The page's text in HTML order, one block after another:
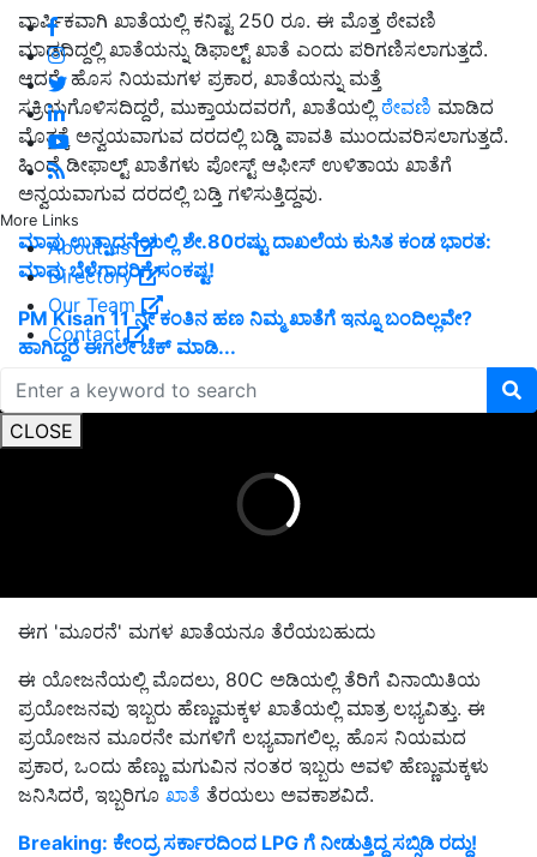
More Links
About us
Directory
Our Team
Contact
CLOSE
ವಾರ್ಷಿಕವಾಗಿ ಖಾತೆಯಲ್ಲಿ ಕನಿಷ್ಟ 250 ರೂ. ಈ ಮೊತ್ತ ಠೇವಣಿ
ಮಾಡದಿದ್ದಲ್ಲಿ ಖಾತೆಯನ್ನು ಡಿಫಾಲ್ಟ್‌ ಖಾತೆ ಎಂದು ಪರಿಗಣಿಸಲಾಗುತ್ತದೆ.
ಆದರೆ, ಹೊಸ ನಿಯಮಗಳ ಪ್ರಕಾರ, ಖಾತೆಯನ್ನು ಮತ್ತೆ
ಸಕ್ರಿಯಗೊಳಿಸದಿದ್ದರೆ, ಮುಕ್ತಾಯದವರಗೆ, ಖಾತೆಯಲ್ಲಿ ಠೇವಣಿ ಮಾಡಿದ
ಮೊತ್ತಕ್ಕೆ ಅನ್ವಯವಾಗುವ ದರದಲ್ಲಿ ಬಡ್ಡಿ ಪಾವತಿ ಮುಂದುವರಿಸಲಾಗುತ್ತದೆ.
ಹಿಂದೆ ಡೀಫಾಲ್ಟ್ ಖಾತೆಗಳು ಪೋಸ್ಟ್ ಆಫೀಸ್ ಉಳಿತಾಯ ಖಾತೆಗೆ
ಅನ್ವಯವಾಗುವ ದರದಲ್ಲಿ ಬಡ್ತಿ ಗಳಿಸುತ್ತಿದ್ದವು.
ಮಾವು ಉತ್ಪಾದನೆಯಲ್ಲಿ ಶೇ.80ರಷ್ಟು ದಾಖಲೆಯ ಕುಸಿತ ಕಂಡ ಭಾರತ:
ಮಾವು ಬೆಳೆಗಾರರಿಗೆ ಸಂಕಷ್ಟ!
PM Kisan 11 ನೇ ಕಂತಿನ ಹಣ ನಿಮ್ಮ ಖಾತೆಗೆ ಇನ್ನೂ ಬಂದಿಲ್ಲವೇ?
ಹಾಗಿದ್ದರೆ ಈಗಲೇ ಚೆಕ್‌ ಮಾಡಿ...
ADVERTISEMENT
ಈಗ 'ಮೂರನೆ' ಮಗಳ ಖಾತೆಯನೂ ತೆರೆಯಬಹುದು
ಈ ಯೋಜನೆಯಲ್ಲಿ ಮೊದಲು, 80C ಅಡಿಯಲ್ಲಿ ತೆರಿಗೆ ವಿನಾಯಿತಿಯ
ಪ್ರಯೋಜನವು ಇಬ್ಬರು ಹೆಣ್ಣುಮಕ್ಕಳ ಖಾತೆಯಲ್ಲಿ ಮಾತ್ರ ಲಭ್ಯವಿತ್ತು. ಈ
ಪ್ರಯೋಜನ ಮೂರನೇ ಮಗಳಿಗೆ ಲಭ್ಯವಾಗಲಿಲ್ಲ. ಹೊಸ ನಿಯಮದ
ಪ್ರಕಾರ, ಒಂದು ಹೆಣ್ಣು ಮಗುವಿನ ನಂತರ ಇಬ್ಬರು ಅವಳಿ ಹೆಣ್ಣುಮಕ್ಕಳು
ಜನಿಸಿದರೆ, ಇಬ್ಬರಿಗೂ ಖಾತೆ ತೆರಯಲು ಅವಕಾಶವಿದೆ.
Breaking: ಕೇಂದ್ರ ಸರ್ಕಾರದಿಂದ LPG ಗೆ ನೀಡುತ್ತಿದ್ದ ಸಬ್ಸಿಡಿ ರದ್ದು!